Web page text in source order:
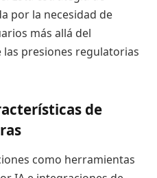
por la necesidad de
más allá del
presiones regulatorias
de
como herramientas